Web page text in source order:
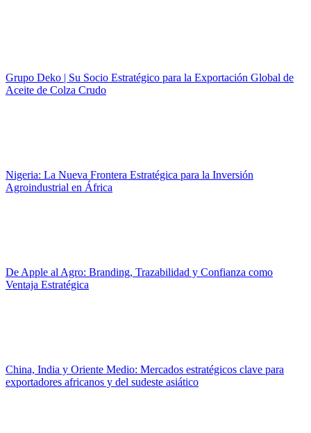
Grupo Deko | Su Socio Estratégico para la Exportación Global de
Aceite de Colza Crudo
Nigeria: La Nueva Frontera Estratégica para la Inversión
Agroindustrial en África
De Apple al Agro: Branding, Trazabilidad y Confianza como
Ventaja Estratégica
China, India y Oriente Medio: Mercados estratégicos clave para
exportadores africanos y del sudeste asiático